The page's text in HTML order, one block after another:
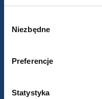
zgody
Niezbędne
Preferencje
Statystyka
styczeń 2025
listopad 2024
wrzesień 2024